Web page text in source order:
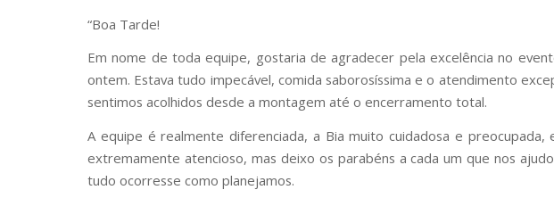
“Boa Tarde!
Em nome de toda equipe, gostaria de agradecer pela excelência no
ontem. Estava tudo impecável, comida saborosíssima e o atendimento
sentimos acolhidos desde a montagem até o encerramento total.
A equipe é realmente diferenciada, a Bia muito cuidadosa e preocupada,
extremamente atencioso, mas deixo os parabéns a cada um que nos
tudo ocorresse como planejamos.